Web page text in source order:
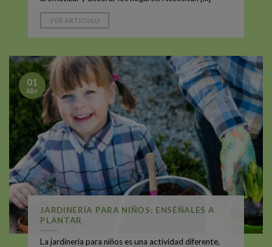
VER ARTICULO
JARDINERÍA PARA NIÑOS: ENSÉÑALES A
PLANTAR
La jardinería para niños es una actividad diferente,
01
Abr